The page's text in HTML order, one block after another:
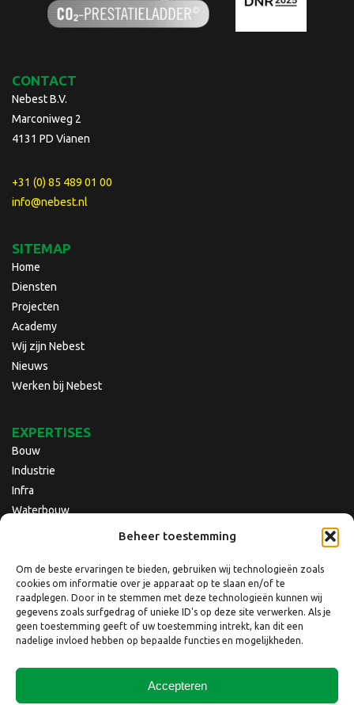
Beheer toestemming
Om de beste ervaringen te bieden, gebruiken wij technologieën zoals
cookies om informatie over je apparaat op te slaan en/of te
raadplegen. Door in te stemmen met deze technologieën kunnen wij
gegevens zoals surfgedrag of unieke ID's op deze site verwerken. Als je
geen toestemming geeft of uw toestemming intrekt, kan dit een
nadelige invloed hebben op bepaalde functies en mogelijkheden.
Accepteren
CONTACT
Nebest B.V.
Marconiweg 2
4131 PD Vianen
+31 (0) 85 489 01 00
info@nebest.nl
SITEMAP
Home
Diensten
Projecten
Academy
Wij zijn Nebest
Nieuws
Werken bij Nebest
EXPERTISES
Bouw
Industrie
Infra
Waterbouw